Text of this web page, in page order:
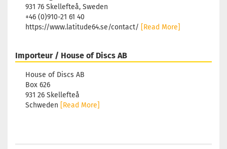
931 76 Skellefteå, Sweden
+46 (0)910-21 61 40
https://www.latitude64.se/contact/ [Read More]
Importeur / House of Discs AB
House of Discs AB
Box 626
931 26 Skellefteå
Schweden [Read More]